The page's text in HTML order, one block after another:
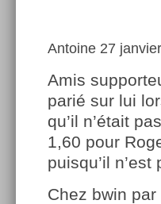
Antoine 27
Amis
parié sur lui
qu’il n’était
1,60 pour
puisqu’il
Chez bwin